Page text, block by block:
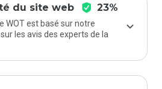
du site web 23%
WOT est basé sur notre
les avis des experts de la